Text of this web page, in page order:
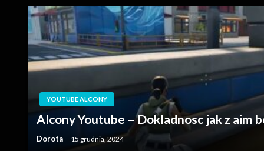
YOUTUBE ALCONY
Alcony Youtube – Dokladnosc jak z aim
Dorota 15 grudnia, 2024